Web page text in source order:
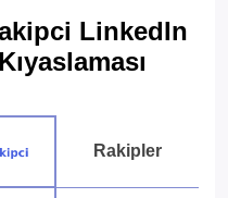
LinkedIn
Rakipler